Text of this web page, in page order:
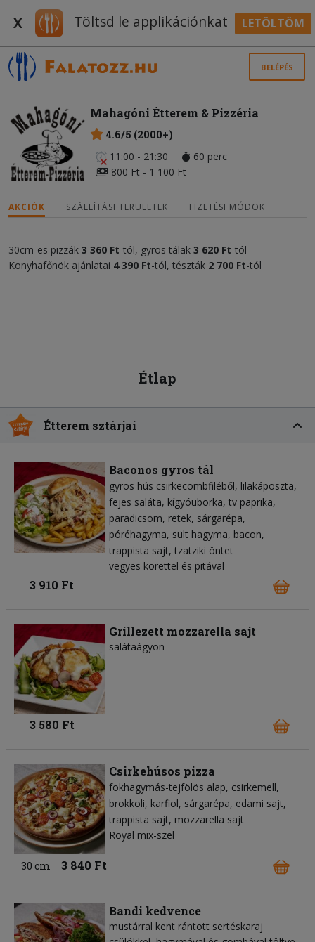
X Töltsd le applikációnkat LETÖLTÖM
BELÉPÉS
Mahagóni Étterem & Pizzéria
4.6/5 (2000+)
11:00 - 21:30
60 perc
800 Ft - 1 100 Ft
AKCIÓK SZÁLLÍTÁSI TERÜLETEK FIZETÉSI MÓDOK
30cm-es pizzák 3 360 Ft-tól, gyros tálak 3 620 Ft-tól
Konyhafőnök ajánlatai 4 390 Ft-tól, tészták 2 700 Ft-tól
Étlap
Étterem sztárjai
Baconos gyros tál
gyros hús csirkecombfiléből lilakáposzta
fejes saláta kígyóuborka tv paprika
paradicsom retek sárgarépa
póréhagyma sült hagyma bacon
trappista sajt tzatziki öntet
vegyes körettel és pitával
3 910 Ft
Grillezett mozzarella sajt
salátaágyon
3 580 Ft
Csirkehúsos pizza
fokhagymás-tejfölös alap csirkemell
brokkoli karfiol sárgarépa edami sajt
trappista sajt mozzarella sajt
Royal mix-szel
30 cm 3 840 Ft
Bandi kedvence
mustárral kent rántott sertéskaraj